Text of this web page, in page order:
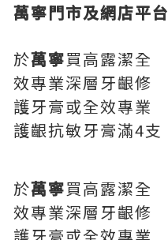
萬寧門市及網店平台
於萬寧買高露潔全
效專業深層牙齦修
護牙膏或全效專業
護齦抗敏牙膏滿4支
於萬寧買高露潔全
效專業深層牙齦修